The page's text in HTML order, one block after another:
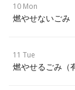
10 Mon
燃やせないごみ
11 Tue
燃やせるごみ（